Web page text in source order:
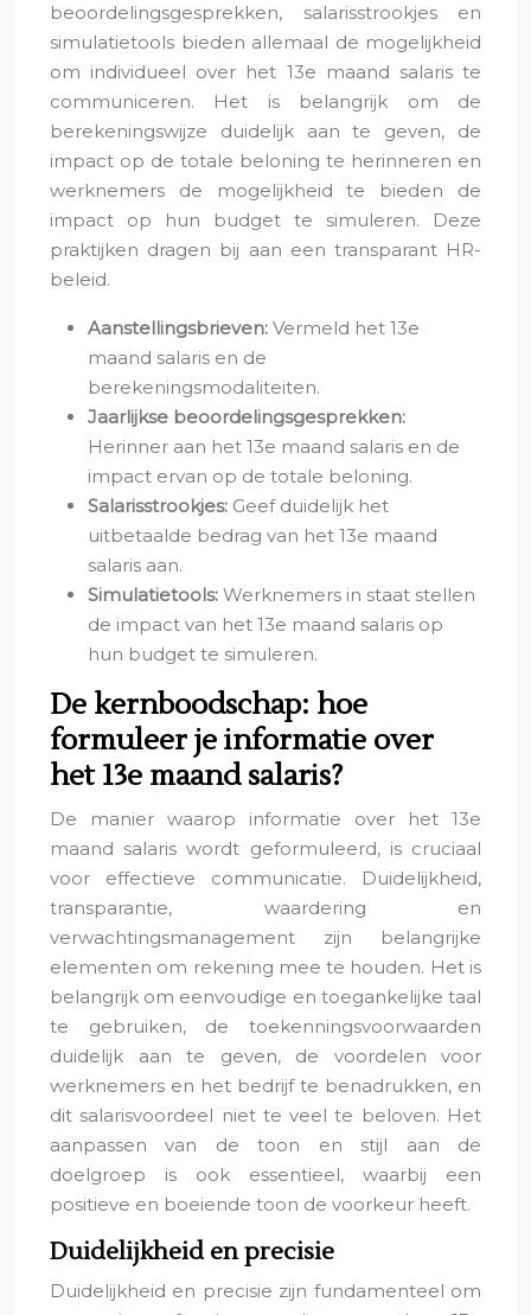
beoordelingsgesprekken, salarisstrookjes en
simulatietools bieden allemaal de mogelijkheid
om individueel over het 13e maand salaris te
communiceren. Het is belangrijk om de
berekeningswijze duidelijk aan te geven, de
impact op de totale beloning te herinneren en
werknemers de mogelijkheid te bieden de
impact op hun budget te simuleren. Deze
praktijken dragen bij aan een transparant HR-
beleid.
Aanstellingsbrieven: Vermeld het 13e
maand salaris en de
berekeningsmodaliteiten.
Jaarlijkse beoordelingsgesprekken:
Herinner aan het 13e maand salaris en de
impact ervan op de totale beloning.
Salarisstrookjes: Geef duidelijk het
uitbetaalde bedrag van het 13e maand
salaris aan.
Simulatietools: Werknemers in staat stellen
de impact van het 13e maand salaris op
hun budget te simuleren.
De kernboodschap: hoe
formuleer je informatie over
het 13e maand salaris?
De manier waarop informatie over het 13e
maand salaris wordt geformuleerd, is cruciaal
voor effectieve communicatie. Duidelijkheid,
transparantie, waardering en
verwachtingsmanagement zijn belangrijke
elementen om rekening mee te houden. Het is
belangrijk om eenvoudige en toegankelijke taal
te gebruiken, de toekenningsvoorwaarden
duidelijk aan te geven, de voordelen voor
werknemers en het bedrijf te benadrukken, en
dit salarisvoordeel niet te veel te beloven. Het
aanpassen van de toon en stijl aan de
doelgroep is ook essentieel, waarbij een
positieve en boeiende toon de voorkeur heeft.
Duidelijkheid en precisie
Duidelijkheid en precisie zijn fundamenteel om